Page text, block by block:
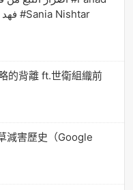
的背離 ft.世衛組織前
減害歷史（Google